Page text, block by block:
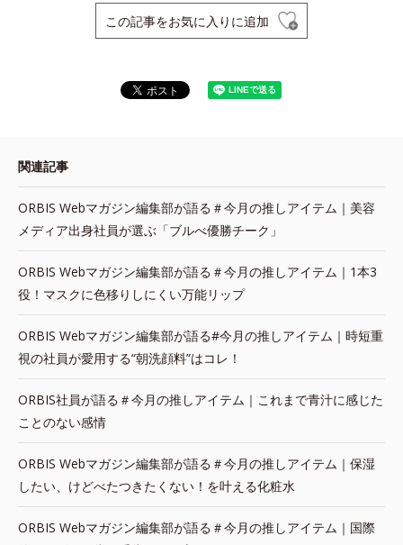
この記事をお気に入りに追加
関連記事
ORBIS Webマガジン編集部が語る＃今月の推しアイテム｜美容
メディア出身社員が選ぶ「ブルべ優勝チーク」
ORBIS Webマガジン編集部が語る＃今月の推しアイテム｜1本3
役！マスクに色移りしにくい万能リップ
ORBIS Webマガジン編集部が語る#今月の推しアイテム｜時短重
視の社員が愛用する“朝洗顔料”はコレ！
ORBIS社員が語る＃今月の推しアイテム｜これまで青汁に感じた
ことのない感情
ORBIS Webマガジン編集部が語る＃今月の推しアイテム｜保湿
したい、けどべたつきたくない！を叶える化粧水
ORBIS Webマガジン編集部が語る＃今月の推しアイテム｜国際